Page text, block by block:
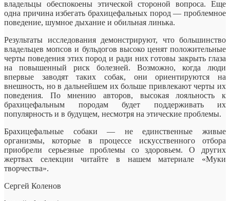
владельцы обеспокоены этической стороной вопроса. Еще
одна причина избегать брахицефальных пород — проблемное
поведение, шумное дыхание и обильная линька.
Результаты исследования демонстрируют, что большинство
владельцев мопсов и бульдогов высоко ценят положительные
черты поведения этих пород и ради них готовы закрыть глаза
на повышенный риск болезней. Возможно, когда люди
впервые заводят таких собак, они ориентируются на
внешность, но в дальнейшем их больше привлекают черты их
поведения. По мнению авторов, высокая лояльность к
брахицефальным породам будет поддерживать их
популярность и в будущем, несмотря на этические проблемы.
Брахицефальные собаки — не единственные живые
организмы, которые в процессе искусственного отбора
приобрели серьезные проблемы со здоровьем. О других
жертвах селекции читайте в нашем материале «Муки
творчества».
Сергей Коленов